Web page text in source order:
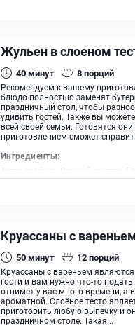
Кипяченая вода, Дрожжи
Жульен в слоеном
40минут 8порций
Рекомендуем к вашему
блюдо полностью заменят
праздничный стол, чтобы
удивить гостей. Также вы
всей своей семьи. Готовятся
приготовлением сможет
Ингредиенты:
Тесто слоёное, Яичный желток,
Круассаны с
50минут 12порций
Круассаны с вареньем
гости и вам нужно что-то
отнимет у вас много времени, а
ароматной. Слоёное тесто
приготовить любую выпечку и
праздничном столе. Такая...